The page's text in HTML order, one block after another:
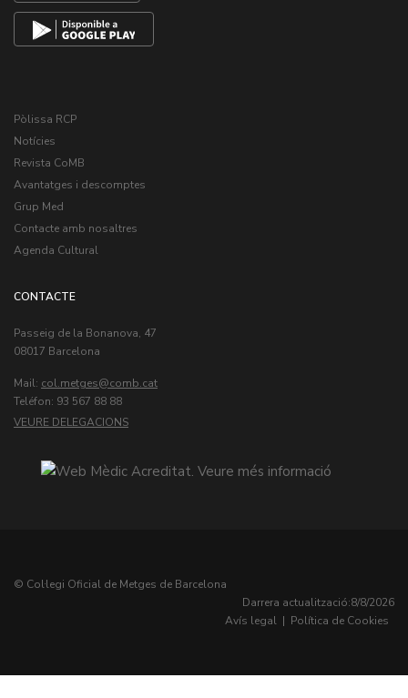
Pòlissa RCP
Notícies
Revista CoMB
Avantatges i descomptes
Grup Med
Contacte amb nosaltres
Agenda Cultural
CONTACTE
Passeig de la Bonanova, 47
08017 Barcelona
Mail: col.metges
Teléfon: 93 567 88 88
VEURE DELEGACIONS
© Col·legi Oficial de Metges de Barcelona
Darrera actualització:8/8/2026
Avís legal | Política de Cookies